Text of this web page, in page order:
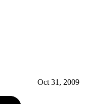
Oct 31, 2009